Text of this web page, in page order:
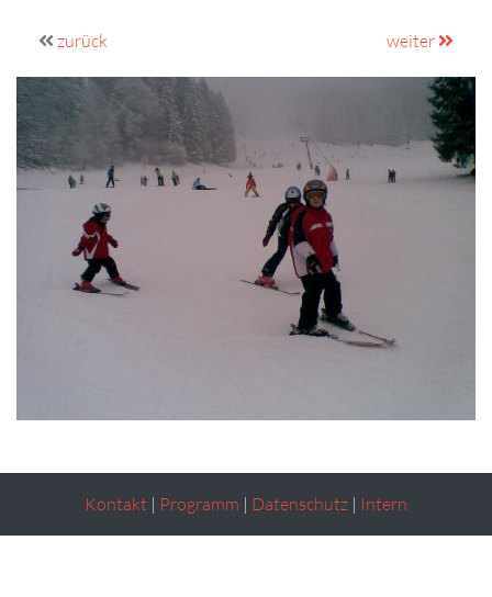
zurück weiter
Kontakt | Programm | Datenschutz | Intern